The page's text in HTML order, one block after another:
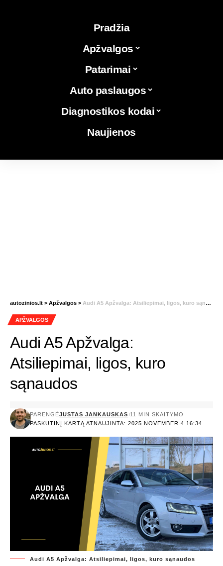
Pradžia
Apžvalgos
Patarimai
Auto paslaugos
Diagnostikos kodai
Naujienos
autozinios.lt > Apžvalgos > Audi A5 Apžvalga: Atsiliepimai, ligos, kuro sąnaudos
APŽVALGOS
Audi A5 Apžvalga:
Atsiliepimai, ligos, kuro
sąnaudos
PASKUTINĮ KARTĄ ATNAUJINTA: 2025 NOVEMBER 4 16:34
PARENGĖJUSTAS JANKAUSKAS 11 MIN SKAITYMO
Audi A5 Apžvalga: Atsiliepimai, ligos, kuro sąnaudos